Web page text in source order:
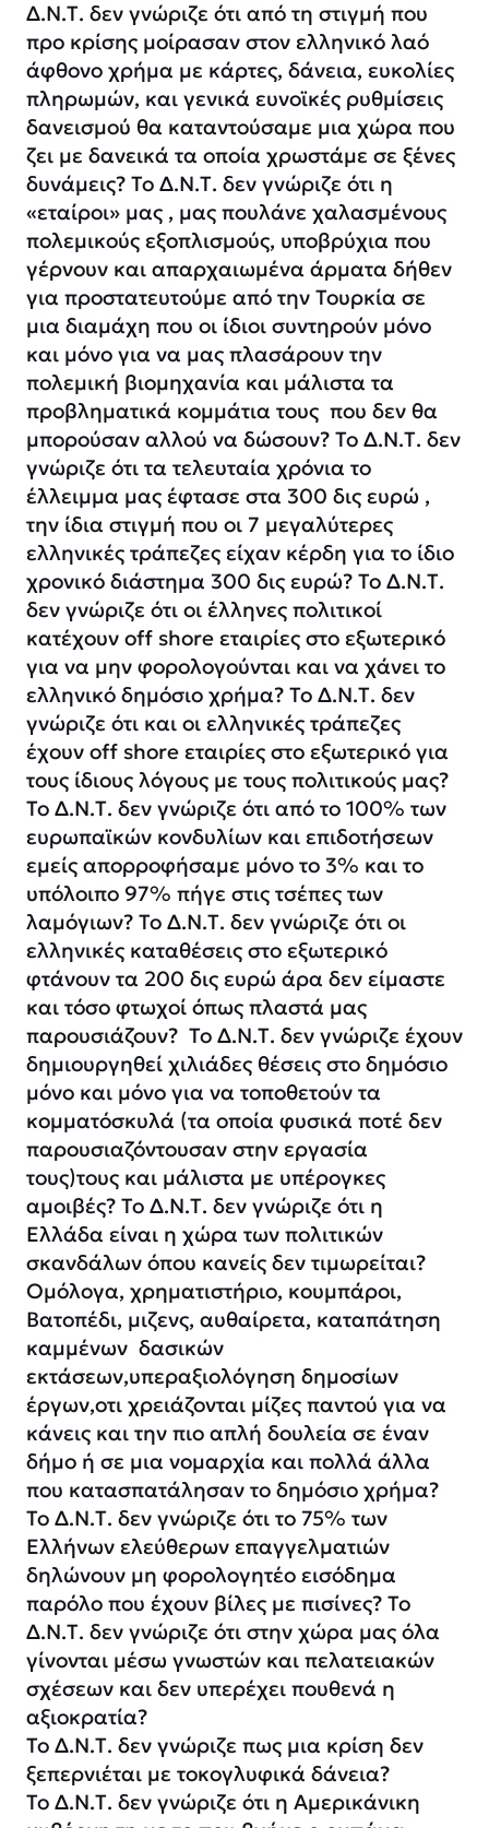
Δ.Ν.Τ. δεν γνώριζε ότι από τη στιγμή που
προ κρίσης μοίρασαν στον ελληνικό λαό
άφθονο χρήμα με κάρτες, δάνεια, ευκολίες
πληρωμών, και γενικά ευνοϊκές ρυθμίσεις
δανεισμού θα καταντούσαμε μια χώρα που
ζει με δανεικά τα οποία χρωστάμε σε ξένες
δυνάμεις? Το Δ.Ν.Τ. δεν γνώριζε ότι η
«εταίροι» μας , μας πουλάνε χαλασμένους
πολεμικούς εξοπλισμούς, υποβρύχια που
γέρνουν και απαρχαιωμένα άρματα δήθεν
για προστατευτούμε από την Τουρκία σε
μια διαμάχη που οι ίδιοι συντηρούν μόνο
και μόνο για να μας πλασάρουν την
πολεμική βιομηχανία και μάλιστα τα
προβληματικά κομμάτια τους που δεν θα
μπορούσαν αλλού να δώσουν? Το Δ.Ν.Τ. δεν
γνώριζε ότι τα τελευταία χρόνια το
έλλειμμα μας έφτασε στα 300 δις ευρώ ,
την ίδια στιγμή που οι 7 μεγαλύτερες
ελληνικές τράπεζες είχαν κέρδη για το ίδιο
χρονικό διάστημα 300 δις ευρώ? Το Δ.Ν.Τ.
δεν γνώριζε ότι οι έλληνες πολιτικοί
κατέχουν off shore εταιρίες στο εξωτερικό
για να μην φορολογούνται και να χάνει το
ελληνικό δημόσιο χρήμα? Το Δ.Ν.Τ. δεν
γνώριζε ότι και οι ελληνικές τράπεζες
έχουν off shore εταιρίες στο εξωτερικό για
τους ίδιους λόγους με τους πολιτικούς μας?
Το Δ.Ν.Τ. δεν γνώριζε ότι από το 100% των
ευρωπαϊκών κονδυλίων και επιδοτήσεων
εμείς απορροφήσαμε μόνο το 3% και το
υπόλοιπο 97% πήγε στις τσέπες των
λαμόγιων? Το Δ.Ν.Τ. δεν γνώριζε ότι οι
ελληνικές καταθέσεις στο εξωτερικό
φτάνουν τα 200 δις ευρώ άρα δεν είμαστε
και τόσο φτωχοί όπως πλαστά μας
παρουσιάζουν? Το Δ.Ν.Τ. δεν γνώριζε έχουν
δημιουργηθεί χιλιάδες θέσεις στο δημόσιο
μόνο και μόνο για να τοποθετούν τα
κομματόσκυλά (τα οποία φυσικά ποτέ δεν
παρουσιαζόντουσαν στην εργασία
τους)τους και μάλιστα με υπέρογκες
αμοιβές? Το Δ.Ν.Τ. δεν γνώριζε ότι η
Ελλάδα είναι η χώρα των πολιτικών
σκανδάλων όπου κανείς δεν τιμωρείται?
Ομόλογα, χρηματιστήριο, κουμπάροι,
Βατοπέδι, μιζενς, αυθαίρετα, καταπάτηση
καμμένων δασικών
εκτάσεων,υπεραξιολόγηση δημοσίων
έργων,οτι χρειάζονται μίζες παντού για να
κάνεις και την πιο απλή δουλεία σε έναν
δήμο ή σε μια νομαρχία και πολλά άλλα
που κατασπατάλησαν το δημόσιο χρήμα?
Το Δ.Ν.Τ. δεν γνώριζε ότι το 75% των
Ελλήνων ελεύθερων επαγγελματιών
δηλώνουν μη φορολογητέο εισόδημα
παρόλο που έχουν βίλες με πισίνες? Το
Δ.Ν.Τ. δεν γνώριζε ότι στην χώρα μας όλα
γίνονται μέσω γνωστών και πελατειακών
σχέσεων και δεν υπερέχει πουθενά η
αξιοκρατία?
Το Δ.Ν.Τ. δεν γνώριζε πως μια κρίση δεν
ξεπερνιέται με τοκογλυφικά δάνεια?
Το Δ.Ν.Τ. δεν γνώριζε ότι η Αμερικάνικη